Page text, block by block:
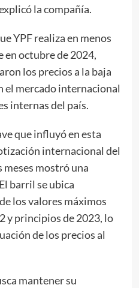
la compañía.
YPF realiza en menos
en octubre de 2024,
los precios a la baja
el mercado internacional
internas del país.
que influyó en esta
internacional del
mostró una
barril se ubica
los valores máximos
y principios de 2023, lo
de los precios al
mantener su